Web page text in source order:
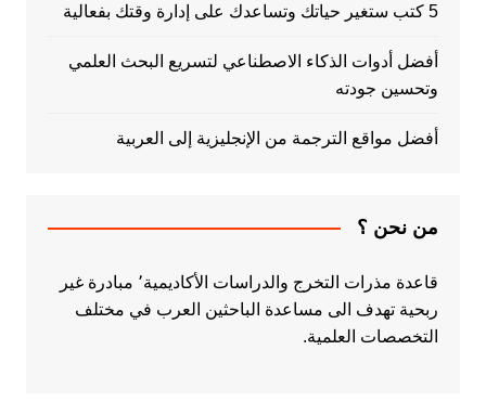
5 كتب ستغير حياتك وتساعدك على إدارة وقتك بفعالية
أفضل أدوات الذكاء الاصطناعي لتسريع البحث العلمي
وتحسين جودته
أفضل مواقع الترجمة من الإنجليزية إلى العربية
من نحن ؟
قاعدة مذرات التخرج والدراسات الأكاديمية٬ مبادرة غير
ربحية تهدف الى مساعدة الباحثين العرب في مختلف
التخصصات العلمية.